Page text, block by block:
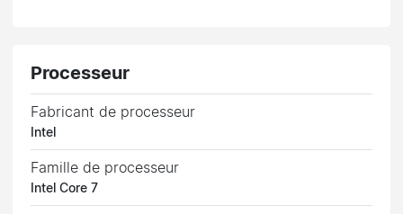
Processeur
Fabricant de processeur
Intel
Famille de processeur
Intel Core 7